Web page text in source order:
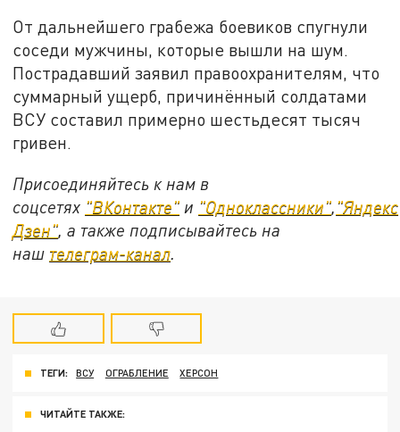
От дальнейшего грабежа боевиков спугнули
соседи мужчины, которые вышли на шум.
Пострадавший заявил правоохранителям, что
суммарный ущерб, причинённый солдатами
ВСУ составил примерно шестьдесят тысяч
гривен.
Присоединяйтесь к нам в
соцсетях "ВКонтакте" и "Одноклассники", "Яндекс
Дзен", а также подписывайтесь на
наш телеграм-канал.
ТЕГИ: ВСУ ОГРАБЛЕНИЕ ХЕРСОН
ЧИТАЙТЕ ТАКЖЕ: